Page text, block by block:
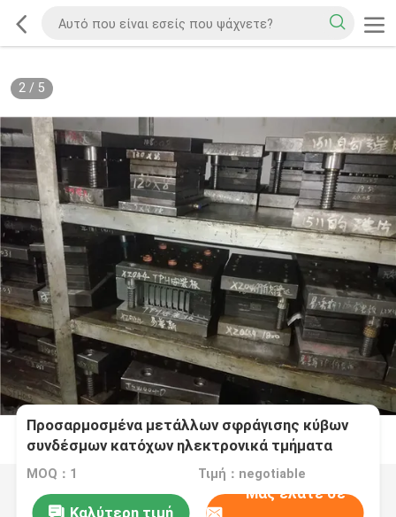
2/ 5
Προσαρμοσμένα μετάλλων σφράγισης κύβων
συνδέσμων κατόχων ηλεκτρονικά τμήματα
εκτυπωτών υποστηριγμάτων αυτοκίνητα
MOQ：1 Τιμή：negotiable
Καλύτερη τιμή
Μας ελάτε σε